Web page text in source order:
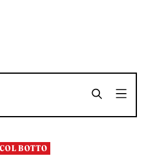
SHARE
SHARE
BOTTO